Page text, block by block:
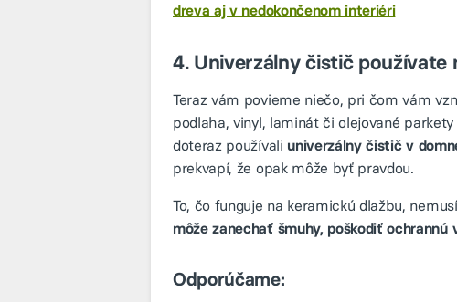
dreva aj v nedokončenom interiéri
4. Univerzálny čistič používate
Teraz vám povieme niečo, pri čom vám
podlaha, vinyl, laminát či olejované parkety
doteraz používali univerzálny čistič v
prekvapí, že opak môže byť pravdou.
To, čo funguje na keramickú dlažbu,
môže zanechať šmuhy, poškodiť
Odporúčame: